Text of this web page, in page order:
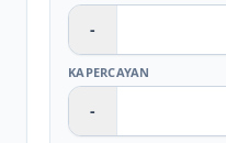
-
KAPERCAYAN
-